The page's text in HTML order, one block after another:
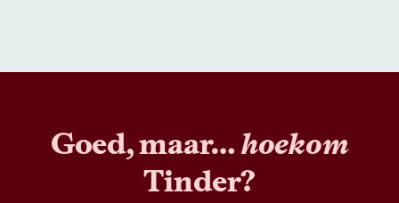
Goed, maar…hoekom
Tinder?